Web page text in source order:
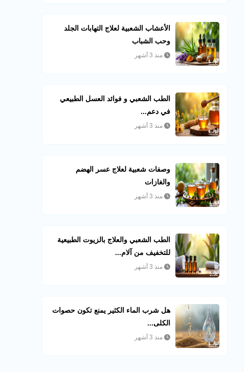
الأعشاب الشعبية لعلاج التهابات الجلد
وحب الشباب
منذ 3 أشهر
الطب الشعبي و فوائد العسل الطبيعي
في دعم...
منذ 3 أشهر
وصفات شعبية لعلاج عسر الهضم
والغازات
منذ 3 أشهر
الطب الشعبي والعلاج بالزيوت الطبيعية
للتخفيف من آلام...
منذ 3 أشهر
هل شرب الماء الكثير يمنع تكون حصوات
الكلى...
منذ 3 أشهر